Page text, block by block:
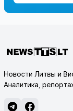
Новости Литвы и
Аналитика,